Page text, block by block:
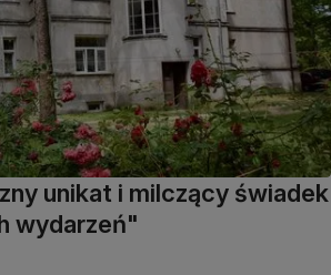
unikat i milczący świadek
wydarzeń"